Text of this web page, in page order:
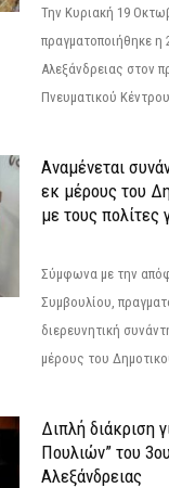
Την Κυριακή 19
πραγματοποιήθηκε η
Αλεξάνδρειας στον
Πνευματικού
Αναμένεται
εκ μέρους του
με τους πολίτες
Σύμφωνα με την
Συμβουλίου,
διερευνητική
μέρους του
Διπλή διάκριση
Πουλιών” του
Αλεξάνδρειας